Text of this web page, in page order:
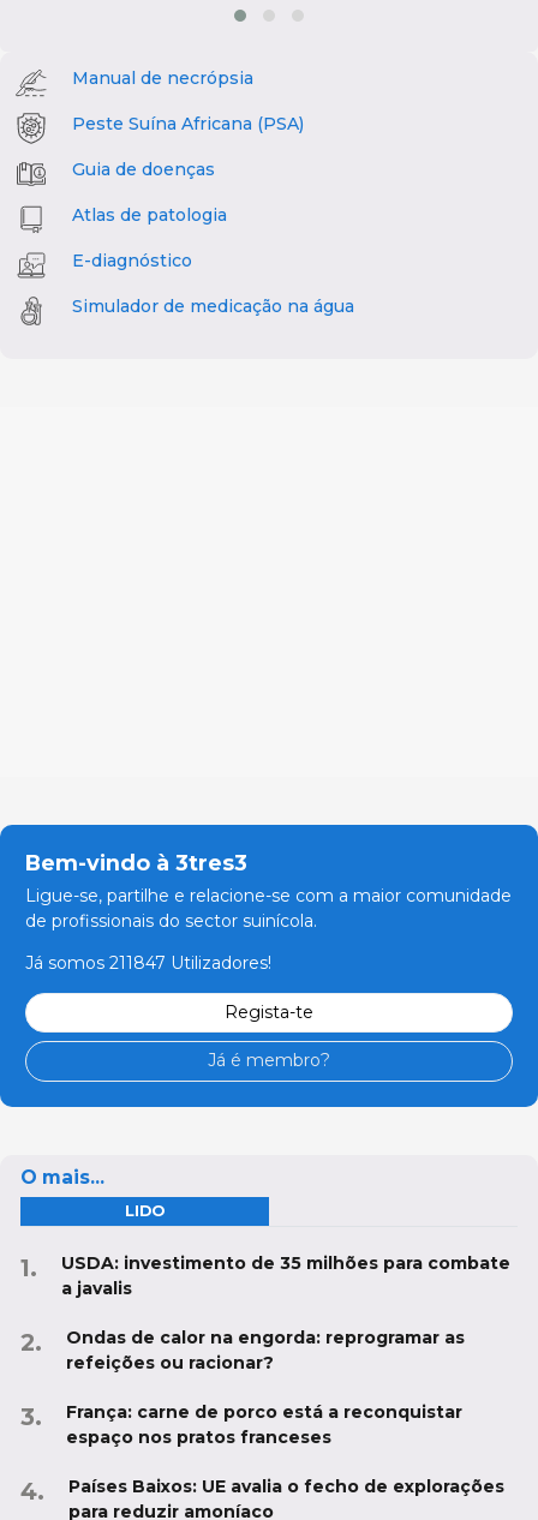
Manual de necrópsia
Peste Suína Africana (PSA)
Guia de doenças
Atlas de patologia
E-diagnóstico
Simulador de medicação na água
Bem-vindo à 3tres3
Ligue-se, partilhe e relacione-se com a maior comunidade
de profissionais do sector suinícola.
Já somos 211847 Utilizadores!
Regista-te
Já é membro?
O mais...
LIDO
USDA: investimento de 35 milhões para combate
a javalis
Ondas de calor na engorda: reprogramar as
refeições ou racionar?
França: carne de porco está a reconquistar
espaço nos pratos franceses
Países Baixos: UE avalia o fecho de explorações
para reduzir amoníaco